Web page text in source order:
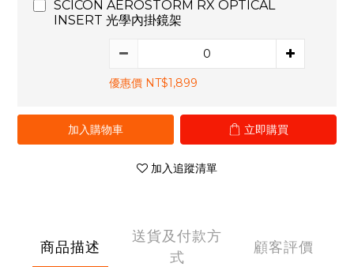
SCICON AEROSTORM RX OPTICAL
INSERT 光學內掛鏡架
優惠價 NT$1,899
加入購物車 立即購買
加入追蹤清單
商品描述
送貨及付款方
式
顧客評價